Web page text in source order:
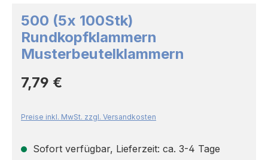
500 (5x 100Stk)
Rundkopfklammern
Musterbeutelklammern
Regulärer Preis:
7,79 €
Preise inkl. MwSt. zzgl. Versandkosten
Sofort verfügbar, Lieferzeit: ca. 3-4 Tage